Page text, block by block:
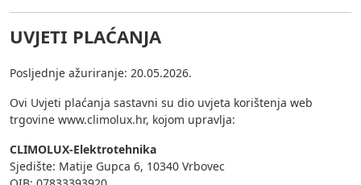
UVJETI PLAĆANJA
Posljednje ažuriranje: 20.05.2026.
Ovi Uvjeti plaćanja sastavni su dio uvjeta korištenja web
trgovine www.climolux.hr, kojom upravlja:
CLIMOLUX-Elektrotehnika
Sjedište: Matije Gupca 6, 10340 Vrbovec